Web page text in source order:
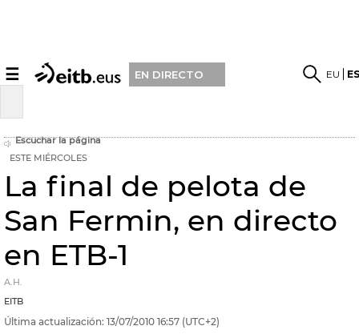
☰ EN DIRECTO EU
Escuchar la página
ESTE MIÉRCOLES
La final de pelota de
San Fermin, en directo
en ETB-1
A.H.
EITB
Última actualización: 13/07/2010 16:57 (UTC+2)